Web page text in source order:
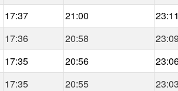
17:37 21:00
23:11
17:36 20:58
23:09
17:35 20:56
17:35 20:55
23:03